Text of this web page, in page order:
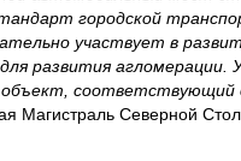
городской
участвует в
развития агломерации.
соответствующий
Магистраль Северной